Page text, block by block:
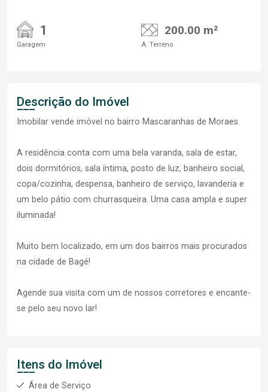
1
Garagem
200.00 m²
A. Terreno
Descrição do Imóvel
Imobilar vende imóvel no bairro Mascaranhas de Moraes.
A residência conta com uma bela varanda, sala de estar,
dois dormitórios, sala íntima, posto de luz, banheiro social,
copa/cozinha, despensa, banheiro de serviço, lavanderia e
um belo pátio com churrasqueira. Uma casa ampla e super
iluminada!
Muito bem localizado, em um dos bairros mais procurados
na cidade de Bagé!
Agende sua visita com um de nossos corretores e encante-
se pelo seu novo lar!
Itens do Imóvel
Área de Serviço